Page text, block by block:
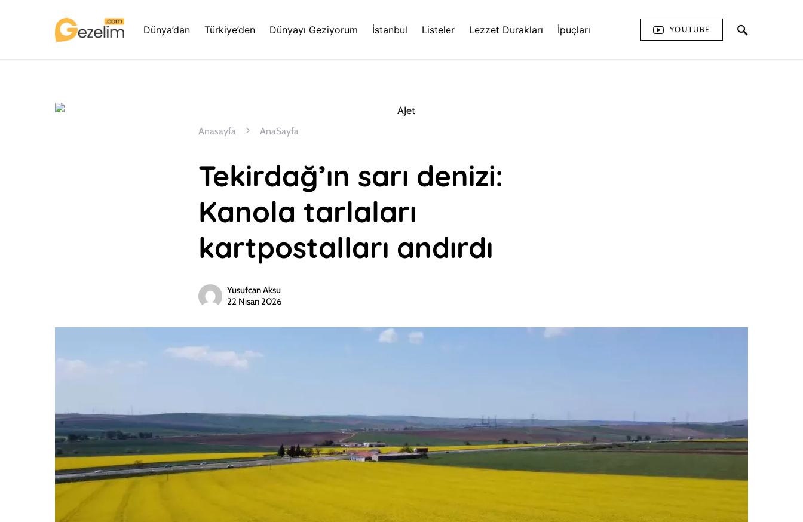
Dünya’dan Türkiye’den Dünyayı Geziyorum İstanbul Listeler Lezzet Durakları İpuçları YOUTUBE
Anasayfa AnaSayfa
Tekirdağ’ın sarı denizi:
Kanola tarlaları
kartpostalları andırdı
Yusufcan Aksu
22 Nisan 2026